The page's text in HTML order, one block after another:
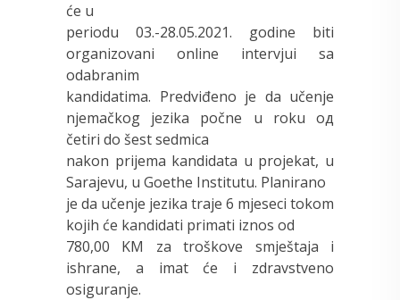
će u
periodu 03.-28.05.2021. godine biti
organizovani online intervjui sa
odabranim
kandidatima. Predviđeno je da učenje
njemačkog jezika počne u roku од
četiri do šest sedmica
nakon prijema kandidata u projekat, u
Sarajevu, u Goethe Institutu. Planirano
je da učenje jezika traje 6 mjeseci tokom
kojih će kandidati primati iznos od
780,00 KM za troškove smještaja i
ishrane, a imat će i zdravstveno
osiguranje.